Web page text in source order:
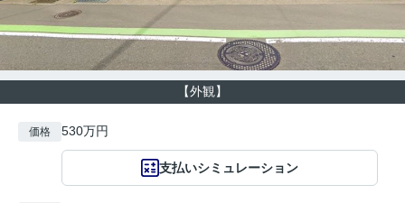
【外観】
価格 530万円
支払いシミュレーション